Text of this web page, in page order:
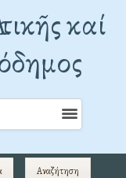
καί
Αναζήτηση